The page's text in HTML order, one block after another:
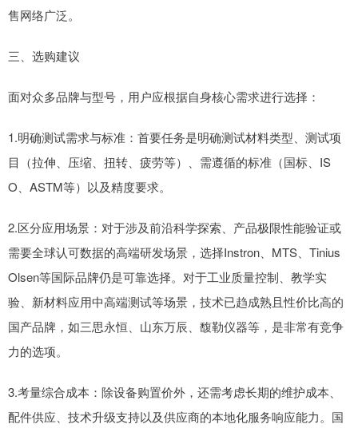
售网络广泛。
三、选购建议
面对众多品牌与型号，用户应根据自身核心需求进行选择：
1.明确测试需求与标准：首要任务是明确测试材料类型、测试项
目（拉伸、压缩、扭转、疲劳等）、需遵循的标准（国标、IS
O、ASTM等）以及精度要求。
2.区分应用场景：对于涉及前沿科学探索、产品极限性能验证或
需要全球认可数据的高端研发场景，选择Instron、MTS、Tinius
Olsen等国际品牌仍是可靠选择。对于工业质量控制、教学实
验、新材料应用中高端测试等场景，技术已趋成熟且性价比高的
国产品牌，如三思永恒、山东万辰、馥勒仪器等，是非常有竞争
力的选项。
3.考量综合成本：除设备购置价外，还需考虑长期的维护成本、
配件供应、技术升级支持以及供应商的本地化服务响应能力。国